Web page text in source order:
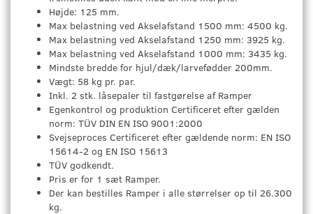
Højde: 125 mm.
Max belastning ved Akselafstand 1500 mm: 4500 kg.
Max belastning ved Akselafstand 1250 mm: 3925 kg.
Max belastning ved Akselafstand 1000 mm: 3435 kg.
Mindste bredde for hjul/dæk/larvefødder 200mm.
Vægt: 58 kg pr. par.
Inkl. 2 stk. låsepaler til fastgørelse af Ramper
Egenkontrol og produktion Certificeret efter gælden
norm: TÜV DIN EN ISO 9001:2000
Svejseproces Certificeret efter gældende norm: EN ISO
15614-2 og EN ISO 15613
TÜV godkendt.
Pris er for 1 sæt Ramper.
Der kan bestilles Ramper i alle størrelser op til 26.300
kg.